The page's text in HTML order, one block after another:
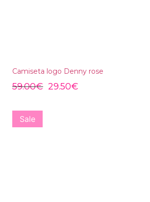
Camiseta logo Denny rose
59.00€ 29.50€
Sale